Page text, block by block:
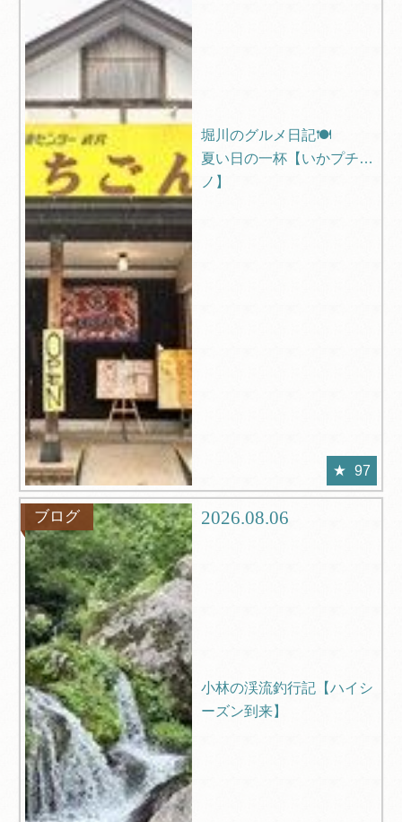
堀川のグルメ日記🍽️
夏い日の一杯【いかプチー
ノ】
97
ブログ 2026.08.06
小林の渓流釣行記【ハイシ
ーズン到来】